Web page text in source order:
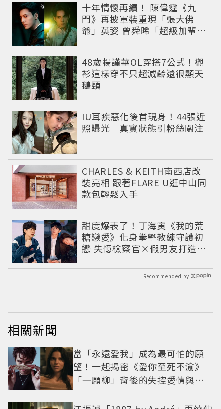
十年情懷再續！ 陳偉霆《九
門》再披軍裝重現「張大佛
爺」英姿 曾舜晞「超級加輩」
48歲楊謹華OL穿搭7公式！襯
衫這樣穿不只超減齡還很顯天
鵝頸
IU耳疾惡化後首現身！44張近
照曝光 真實狀態引粉絲關注
CHARLES & KEITH南西店改
裝亮相 跟著FLARE U逛中山同
款包輕鬆入手
甜度爆表了！丁海寅《我的荒
糖戀愛》化身拳擊教練守護初
戀 失憶檢察官×假男友打造今
Recommended by
相關新聞
當「永遠愛我」成為最可怕的願
望！一起揭密《愛你至死不渝》
「一願柳」背後的失控愛情與爆